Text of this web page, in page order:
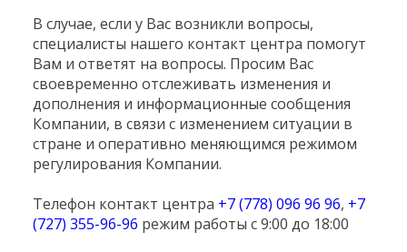
В случае, если у Вас возникли вопросы,
специалисты нашего контакт центра помогут
Вам и ответят на вопросы. Просим Вас
своевременно отслеживать изменения и
дополнения и информационные сообщения
Компании, в связи с изменением ситуации в
стране и оперативно меняющимся режимом
регулирования Компании.
Телефон контакт центра +7 (778) 096 96 96, +7
(727) 355-96-96 режим работы с 9:00 до 18:00